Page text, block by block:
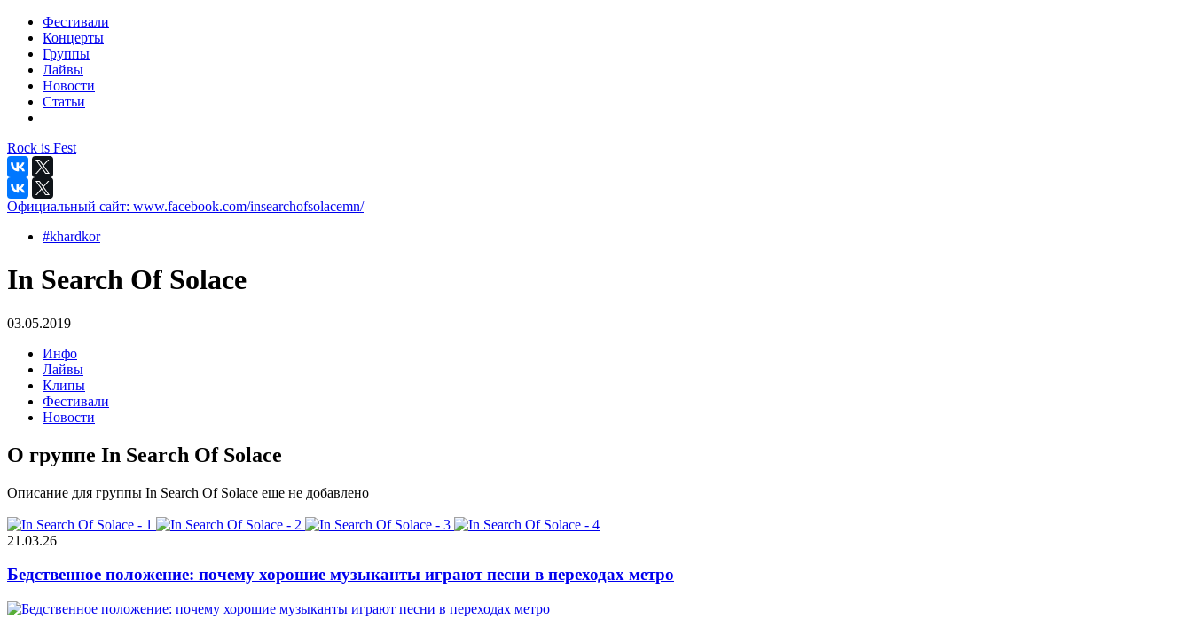
Фестивали
Концерты
Группы
Лайвы
Новости
Статьи
Rock is Fest
Официальный сайт: www.facebook.com/insearchofsolacemn/
#khardkor
In Search Of Solace
03.05.2019
Инфо
Лайвы
Клипы
Фестивали
Новости
О группе In Search Of Solace
Описание для группы In Search Of Solace еще не добавлено
21.03.26
Бедственное положение: почему хорошие музыканты играют песни в переходах метро